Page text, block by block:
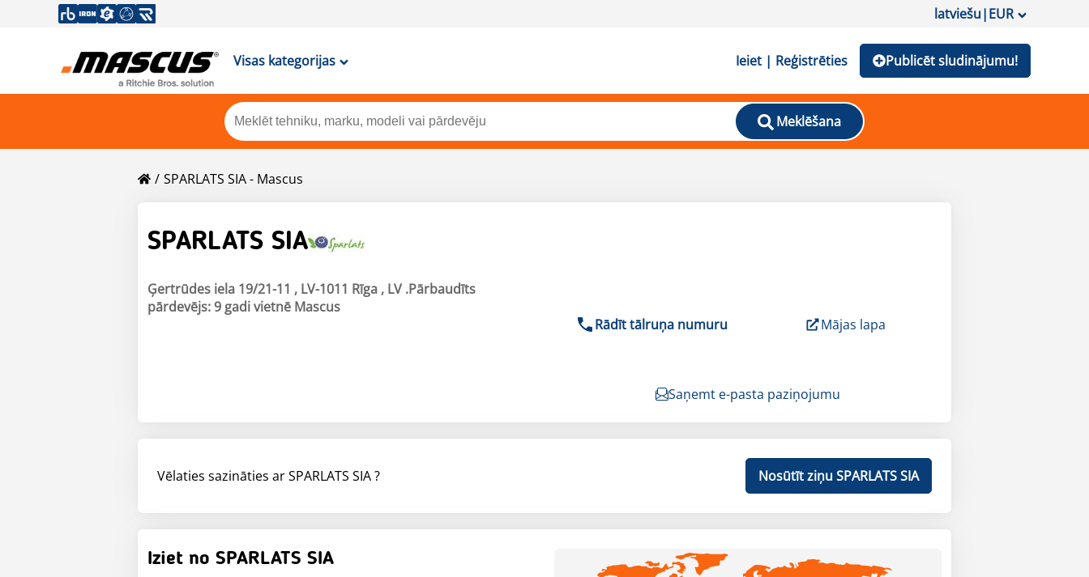
latviešu|EUR
Visas kategorijas Ieiet | Reģistrēties Publicēt sludinājumu!
Meklēšana
SPARLATS SIA - Mascus
SPARLATS SIA
Ģertrūdes iela 19/21-11 , LV-1011 Rīga , LV .Pārbaudīts
pārdevējs: 9 gadi vietnē Mascus
Rādīt tālruņa numuru
Mājas lapa
Saņemt e-pasta paziņojumu
Vēlaties sazināties ar SPARLATS SIA ? Nosūtīt ziņu SPARLATS SIA
Iziet no SPARLATS SIA